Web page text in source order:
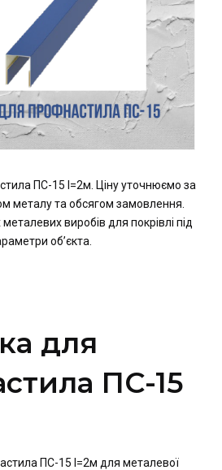
ПС-15 l=2м. Ціну уточнюємо за
металу та обсягом замовлення.
виробів для покрівлі під
об’єкта.
для
ПС-15
ПС-15 l=2м для металевої